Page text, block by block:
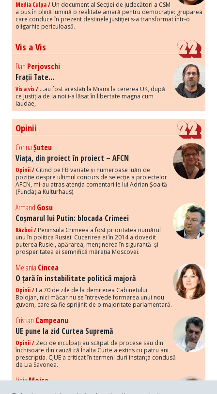
Media Culpa / Un document al Secției de judecători a CSM
a pus în plină lumină o realitate amară pentru democrație: gruparea
care conduce în prezent destinele justiției s-a transformat într-o
oligarhie periculoasă.
Vis a Vis
Dan Perjovschi
Frații Tate...
Vis a vis / ...au fost arestați la Miami la cererea UK, după
ce Justiția de la noi i-a lăsat în libertate magna cum
laudae,
Opinii
CorinaȘuteu
Viața, din proiect în proiect – AFCN
Opinii / Citind pe FB variate și numeroase luări de
poziție despre ultimul concurs de selecție a proiectelor
AFCN, mi-au atras atenția comentariile lui Adrian Șoaită
(Fundația Kulturhaus).
Armand Gosu
Coșmarul lui Putin: blocada Crimeei
Război / Peninsula Crimeea a fost prioritatea numărul
unu în politica Rusiei. Cucerirea ei în 2014 a dovedit
puterea Rusiei, apărarea, menținerea în siguranță și
prosperitatea ei semnifică măreția Moscovei.
Melania Cincea
O țară în instabilitate politică majoră
Opinii / La 70 de zile de la demiterea Cabinetului
Bolojan, nici măcar nu se întrevede formarea unui nou
guvern, care să fie sprijinit de o majoritate parlamentară.
Cristian Campeanu
UE pune la zid Curtea Supremă
Opinii / Zeci de inculpați au scăpat de procese sau din
închisoare din cauză că Înalta Curte a extins cu patru ani
prescripția. CJUE a criticat în termeni duri instanța condusă
de Lia Savonea.
LidiaMoise
Costurile economice ale haosului politic